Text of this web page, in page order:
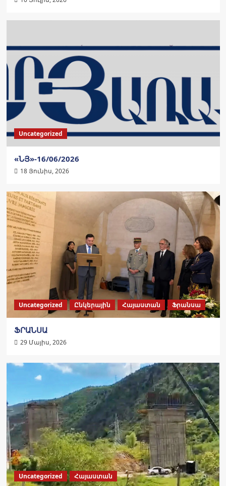
Uncategorized
«ՆՅ»-16/06/2026
18 Յունիս, 2026
Uncategorized Ընկերային Հայաստան Ֆրանսա
ՖՐԱՆՍԱ
29 Մայիս, 2026
Uncategorized Հայաստան